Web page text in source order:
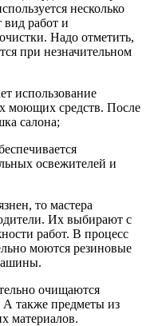
несколько
вид работ и
Надо отметить,
при незначительном
использование
моющих средств. После
салона;
освежителей и
то мастера
Их выбирают с
работ. В процесс
моются резиновые
очищаются
А также предметы из
материалов.